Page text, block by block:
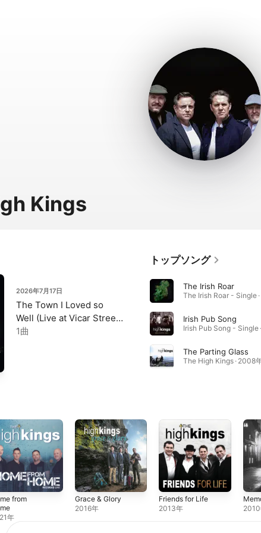
Kings
2026年7月17日
The Town I Loved so
Well (Live at Vicar Street
Dublin) - Single
1曲
トップソング
The Irish Roar
The Irish Roar - Single
Irish Pub Song
Irish Pub Song - Single
The Parting Glass
The High Kings · 2008
from
年
Grace & Glory
2016年
Friends for Life
2013年